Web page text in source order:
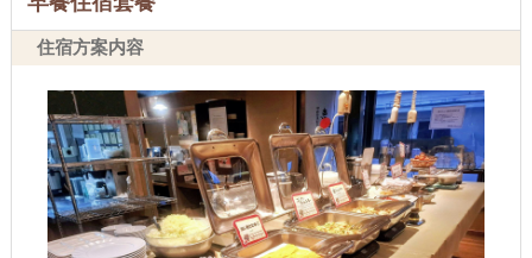
住宿方案内容